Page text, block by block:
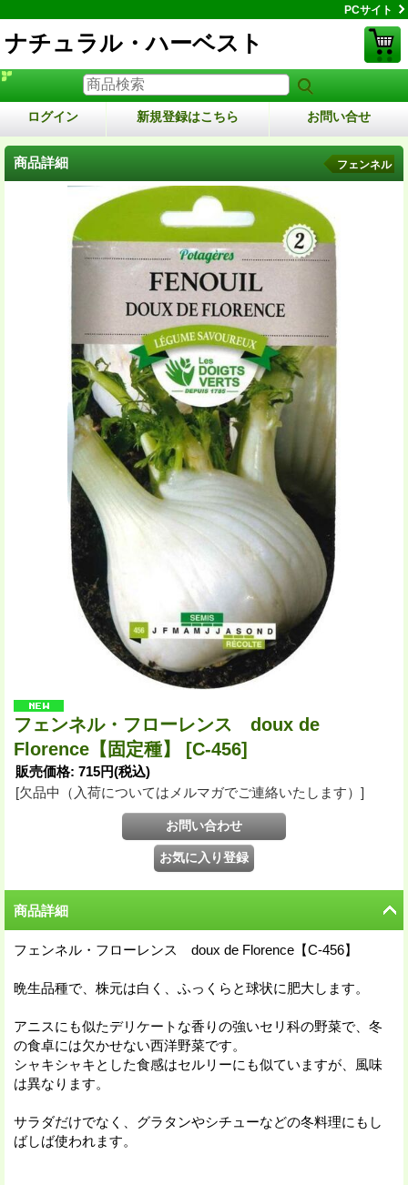
PCサイト
ナチュラル・ハーベスト
ログイン 新規登録はこちら お問い合せ
商品詳細 フェンネル
フェンネル・フローレンス doux de
Florence【固定種】
[C-456]
販売価格: 715円(税込)
[欠品中（入荷についてはメルマガでご連絡いたします）]
商品詳細
フェンネル・フローレンス doux de Florence【C-456】
晩生品種で、株元は白く、ふっくらと球状に肥大します。
アニスにも似たデリケートな香りの強いセリ科の野菜で、冬
の食卓には欠かせない西洋野菜です。
シャキシャキとした食感はセルリーにも似ていますが、風味
は異なります。
サラダだけでなく、グラタンやシチューなどの冬料理にもし
ばしば使われます。